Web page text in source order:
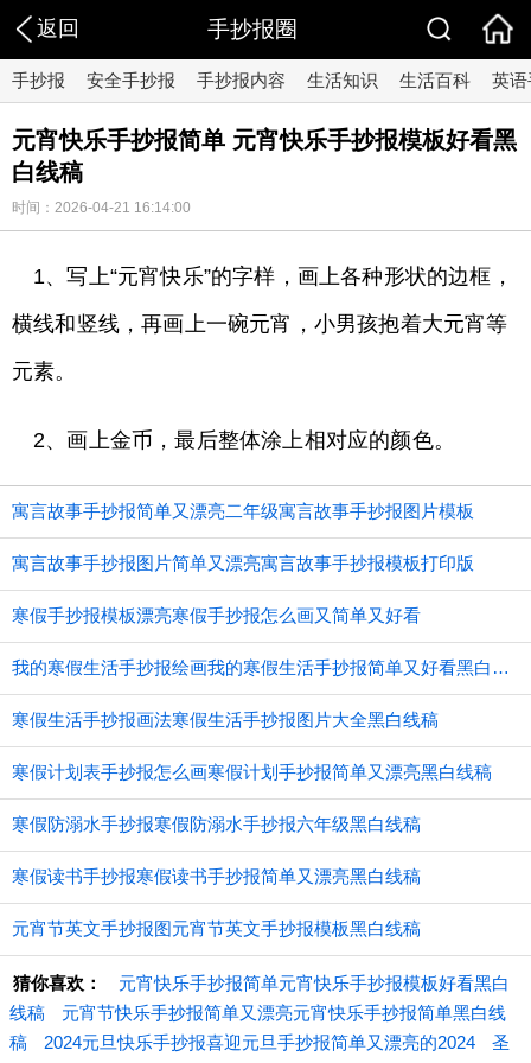
返回 手抄报圈
手抄报 安全手抄报 手抄报内容 生活知识 生活百科 英
元宵快乐手抄报简单 元宵快乐手抄报模板好看黑
白线稿
时间：2026-04-21 16:14:00
1、写上“元宵快乐”的字样，画上各种形状的边框，
横线和竖线，再画上一碗元宵，小男孩抱着大元宵等
元素。
2、画上金币，最后整体涂上相对应的颜色。
寓言故事手抄报简单又漂亮二年级寓言故事手抄报图片模板
寓言故事手抄报图片简单又漂亮寓言故事手抄报模板打印版
寒假手抄报模板漂亮寒假手抄报怎么画又简单又好看
我的寒假生活手抄报绘画我的寒假生活手抄报简单又好看黑白线稿
寒假生活手抄报画法寒假生活手抄报图片大全黑白线稿
寒假计划表手抄报怎么画寒假计划手抄报简单又漂亮黑白线稿
寒假防溺水手抄报寒假防溺水手抄报六年级黑白线稿
寒假读书手抄报寒假读书手抄报简单又漂亮黑白线稿
元宵节英文手抄报图元宵节英文手抄报模板黑白线稿
猜你喜欢：
元宵快乐手抄报简单元宵快乐手抄报模板好看黑白
线稿
元宵节快乐手抄报简单又漂亮元宵快乐手抄报简单黑白线
稿
2024元旦快乐手抄报喜迎元旦手抄报简单又漂亮的2024
圣